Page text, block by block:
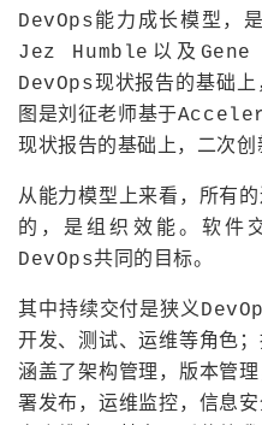
DevOps能力成长模型
Jez Humble以及
DevOps现状报告的基础
图是刘征老师基于
现状报告的基础上，二次创
从能力模型上来看，所有
的，是组织效能。软件
DevOps共同的目标。
其中持续交付是狭义
开发、测试、运维等角色
涵盖了架构管理，版本管
署发布，运维监控，信息